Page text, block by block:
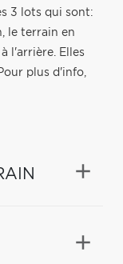
3 lots qui sont:
le terrain en
l'arrière. Elles
plus d'info,